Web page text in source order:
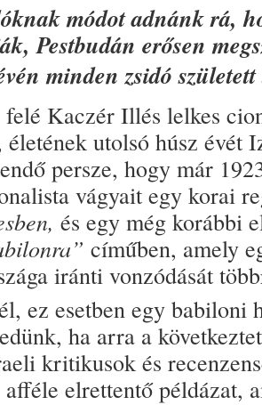
módot adnánk rá,
Pestbudán erősen
minden zsidó
felé Kaczér Illés lelkes
utolsó húsz évét
persze, hogy már
vágyait egy korai
és egy még korábbi
címűben, amely
iránti vonzódását
ez esetben egy babiloni
ha arra a
kritikusok és
afféle elrettentő példázat,